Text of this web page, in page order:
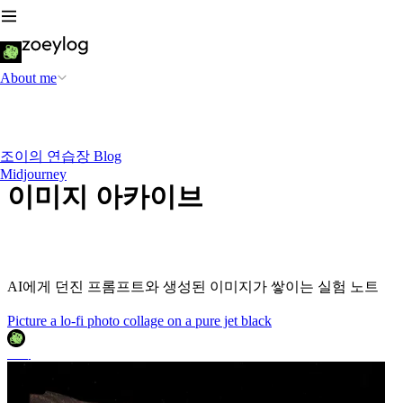
About me
조이의 연습장 Blog
Midjourney
이미지 아카이브
AI에게 던진 프롬프트와 생성된 이미지가 쌓이는 실험 노트
Picture a lo-fi photo collage on a pure jet black